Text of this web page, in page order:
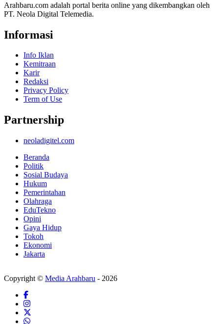
Arahbaru.com adalah portal berita online yang dikembangkan oleh
PT. Neola Digital Telemedia.
Informasi
Info Iklan
Kemitraan
Karir
Redaksi
Privacy Policy
Term of Use
Partnership
neoladigitel.com
Beranda
Politik
Sosial Budaya
Hukum
Pemerintahan
Olahraga
EduTekno
Opini
Gaya Hidup
Tokoh
Ekonomi
Jakarta
Copyright © Media Arahbaru - 2026